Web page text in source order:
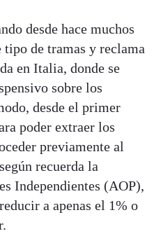
desde hace muchos
tipo de tramas y reclama
en Italia, donde se
sobre los
desde el primer
poder extraer los
previamente al
recuerda la
Independientes (AOP),
a apenas el 1% o